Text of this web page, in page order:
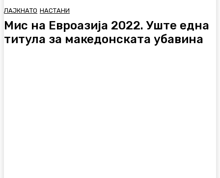
ЛАЈКНАТО НАСТАНИ
Мис на Евроазија 2022. Уште една
титула за македонската убавина